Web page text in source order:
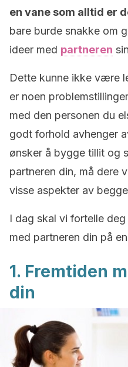
en vane som alltid er
bare burde snakke om
ideer med partneren
Dette kunne ikke være
er noen
med den personen du
godt forhold avhenger
ønsker å bygge tillit og
partneren din, må dere
visse aspekter av
I dag skal vi fortelle
med partneren din på
1. Fremtiden
din